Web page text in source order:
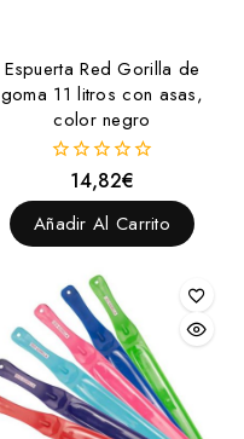
Espuerta Red Gorilla de
goma 11 litros con asas,
color negro
fuera
de
14,82€
Añadir Al Carrito